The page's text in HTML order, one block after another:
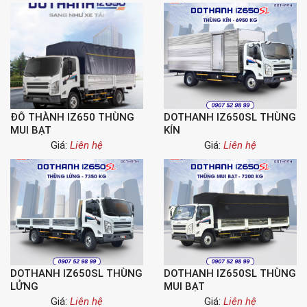
ĐÔ THÀNH IZ650 THÙNG
MUI BẠT
Giá: Liên hệ
DOTHANH IZ650SL THÙNG
KÍN
Giá: Liên hệ
DOTHANH IZ650SL THÙNG
LỬNG
Giá: Liên hệ
DOTHANH IZ650SL THÙNG
MUI BẠT
Giá: Liên hệ